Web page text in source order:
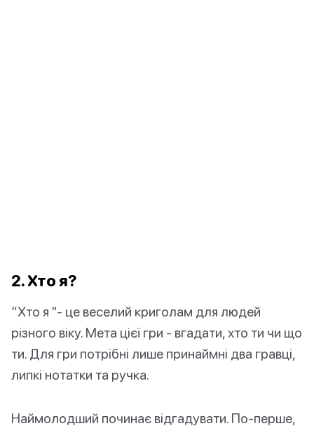
2. Хто я?
“Хто я "- це веселий криголам для людей
різного віку. Мета цієї гри - вгадати, хто ти чи що
ти. Для гри потрібні лише принаймні два гравці,
липкі нотатки та ручка.
Наймолодший починає відгадувати. По-перше,